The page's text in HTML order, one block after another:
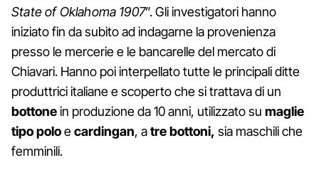
State of Oklahoma 1907”. Gli investigatori hanno
iniziato fin da subito ad indagarne la provenienza
presso le mercerie e le bancarelle del mercato di
Chiavari. Hanno poi interpellato tutte le principali ditte
produttrici italiane e scoperto che si trattava di un
bottonein produzione da 10 anni, utilizzato su maglie
tipo poloecardingan, atre bottoni, sia maschili che
femminili.